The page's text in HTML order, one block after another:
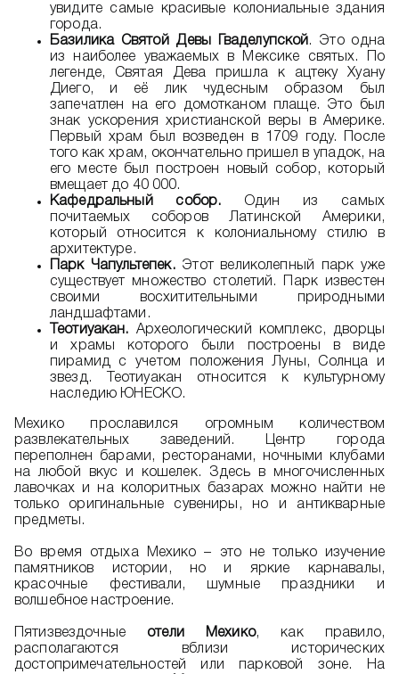
увидите самые красивые колониальные здания
города.
Базилика Святой Девы Гваделупской . Это одна
из наиболее уважаемых в Мексике святых. По
легенде, Святая Дева пришла к ацтеку Хуану
Диего, и её лик чудесным образом был
запечатлен на его домотканом плаще. Это был
знак ускорения христианской веры в Америке.
Первый храм был возведен в 1709 году. После
того как храм, окончательно пришел в упадок, на
его месте был построен новый собор, который
вмещает до 40 000.
Кафедральный собор. Один из самых
почитаемых соборов Латинской Америки,
который относится к колониальному стилю в
архитектуре.
Парк Чапультепек.Этот великолепный парк уже
существует множество столетий. Парк известен
своими восхитительными природными
ландшафтами.
Теотиуакан. Археологический комплекс, дворцы
и храмы которого были построены в виде
пирамид с учетом положения Луны, Солнца и
звезд. Теотиуакан относится к культурному
наследию ЮНЕСКО.
Мехико прославился огромным количеством
развлекательных заведений. Центр города
переполнен барами, ресторанами, ночными клубами
на любой вкус и кошелек. Здесь в многочисленных
лавочках и на колоритных базарах можно найти не
только оригинальные сувениры, но и антикварные
предметы.
Во время отдыха Мехико – это не только изучение
памятников истории, но и яркие карнавалы,
красочные фестивали, шумные праздники и
волшебное настроение.
Пятизвездочные отели Мехико, как правило,
располагаются вблизи исторических
достопримечательностей или парковой зоне. На